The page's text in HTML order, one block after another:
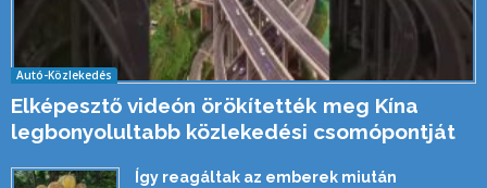
Autó-Közlekedés
Elképesztő videón örökítették meg Kína
legbonyolultabb közlekedési csomópontját
Így reagáltak az emberek miután